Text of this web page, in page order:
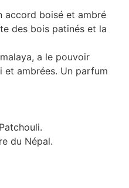
accord boisé et ambré
des bois patinés et la
a le pouvoir
et ambrées. Un parfum
du Népal.